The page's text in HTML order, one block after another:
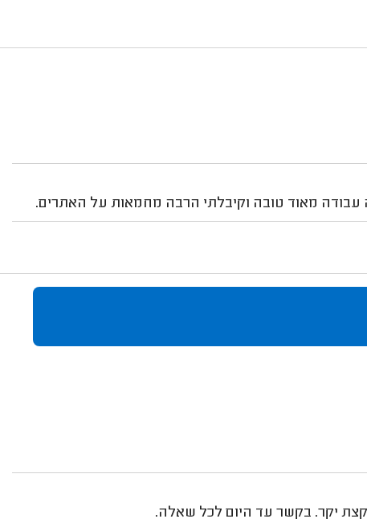
עבודה מאוד טובה וקיבלתי הרבה מחמאות על האתרים.
קצת יקר. בקשר עד היום לכל שאלה.